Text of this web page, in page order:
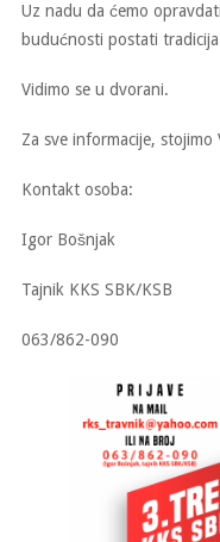
Uz nadu da ćemo
budućnosti postati
Vidimo se u dvorani.
Za sve informacije, stojimo
Kontakt osoba:
Igor Bošnjak
Tajnik KKS SBK/KSB
063/862-090